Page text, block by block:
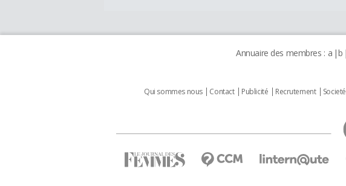
Annuaire des membres : a b
Qui sommes nous Contact Publicité Recrutement Societé